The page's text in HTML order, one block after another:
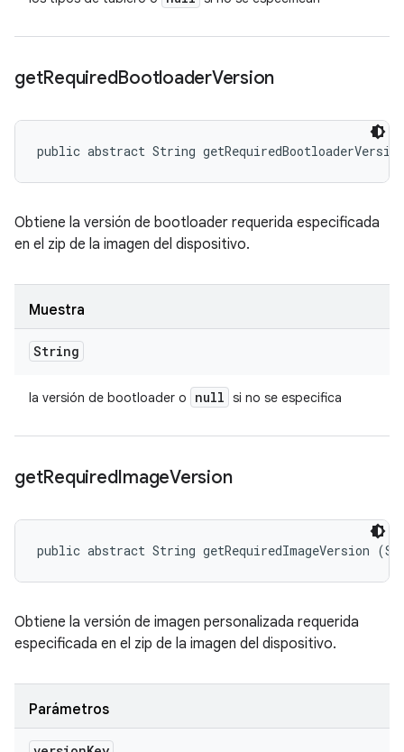
getRequiredBootloaderVersion
public abstract String
Obtiene la versión de bootloader requerida especificada
en el zip de la imagen del dispositivo.
Muestra
String
la versión de bootloader o null si no se especifica
getRequiredImageVersion
public abstract String getRequiredImageVersion
Obtiene la versión de imagen personalizada requerida
especificada en el zip de la imagen del dispositivo.
Parámetros